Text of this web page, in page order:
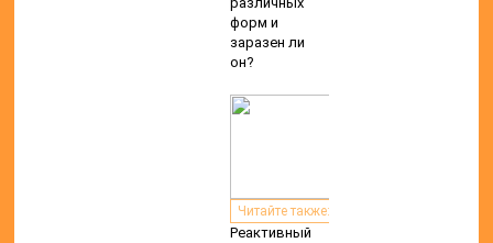
форм и
заразен ли
он?
Читайте также:
Реактивный